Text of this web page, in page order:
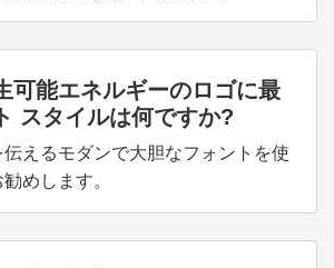
可能エネルギーのロゴに最
スタイルは何ですか?
えるモダンで大胆なフォントを使
めします。